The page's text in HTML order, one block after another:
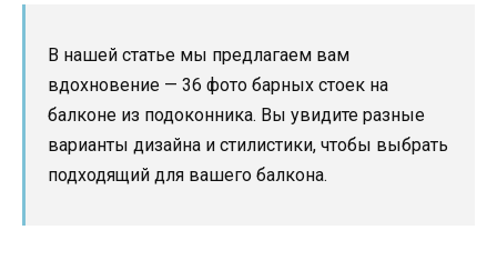
В нашей статье мы предлагаем вам
вдохновение — 36 фото барных стоек на
балконе из подоконника. Вы увидите разные
варианты дизайна и стилистики, чтобы выбрать
подходящий для вашего балкона.